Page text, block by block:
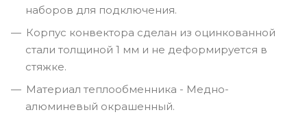
наборов для подключения.
Корпус конвектора сделан из оцинкованной
стали толщиной 1 мм и не деформируется в
стяжке.
Материал теплообменника - Медно-
алюминевый окрашенный.